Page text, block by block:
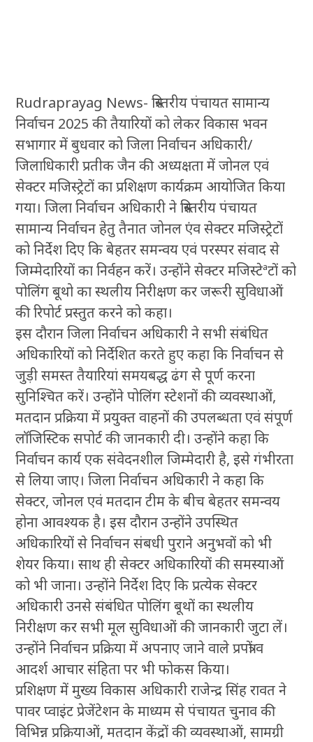
Rudraprayag News- त्रिस्तरीय पंचायत सामान्य
निर्वाचन 2025 की तैयारियों को लेकर विकास भवन
सभागार में बुधवार को जिला निर्वाचन अधिकारी/
जिलाधिकारी प्रतीक जैन की अध्यक्षता में जोनल एवं
सेक्टर मजिस्ट्रेटों का प्रशिक्षण कार्यक्रम आयोजित किया
गया। जिला निर्वाचन अधिकारी ने त्रिस्तरीय पंचायत
सामान्य निर्वाचन हेतु तैनात जोनल एंव सेक्टर मजिस्ट्रेटों
को निर्देश दिए कि बेहतर समन्वय एवं परस्पर संवाद से
जिम्मेदारियों का निर्वहन करें। उन्होंने सेक्टर मजिस्टेªटों को
पोलिंग बूथो का स्थलीय निरीक्षण कर जरूरी सुविधाओं
की रिपोर्ट प्रस्तुत करने को कहा।
इस दौरान जिला निर्वाचन अधिकारी ने सभी संबंधित
अधिकारियों को निर्देशित करते हुए कहा कि निर्वाचन से
जुड़ी समस्त तैयारियां समयबद्ध ढंग से पूर्ण करना
सुनिश्चित करें। उन्होंने पोलिंग स्टेशनों की व्यवस्थाओं,
मतदान प्रक्रिया में प्रयुक्त वाहनों की उपलब्धता एवं संपूर्ण
लॉजिस्टिक सपोर्ट की जानकारी दी। उन्होंने कहा कि
निर्वाचन कार्य एक संवेदनशील जिम्मेदारी है, इसे गंभीरता
से लिया जाए। जिला निर्वाचन अधिकारी ने कहा कि
सेक्टर, जोनल एवं मतदान टीम के बीच बेहतर समन्वय
होना आवश्यक है। इस दौरान उन्होंने उपस्थित
अधिकारियों से निर्वाचन संबधी पुराने अनुभवों को भी
शेयर किया। साथ ही सेक्टर अधिकारियों की समस्याओं
को भी जाना। उन्होंने निर्देश दिए कि प्रत्येक सेक्टर
अधिकारी उनसे संबंधित पोलिंग बूथों का स्थलीय
निरीक्षण कर सभी मूल सुविधाओं की जानकारी जुटा लें।
उन्होंने निर्वाचन प्रक्रिया में अपनाए जाने वाले प्रपत्रों व
आदर्श आचार संहिता पर भी फोकस किया।
प्रशिक्षण में मुख्य विकास अधिकारी राजेन्द्र सिंह रावत ने
पावर प्वाइंट प्रेजेंटेशन के माध्यम से पंचायत चुनाव की
विभिन्न प्रक्रियाओं, मतदान केंद्रों की व्यवस्थाओं, सामग्री